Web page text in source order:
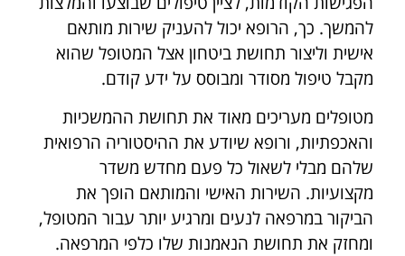
להמשך. כך, הרופא יכול להעניק שירות מותאם
אישית וליצור תחושת ביטחון אצל המטופל שהוא
מקבל טיפול מסודר ומבוסס על ידע קודם.
מטופלים מעריכים מאוד את תחושת ההמשכיות
והאכפתיות, ורופא שיודע את ההיסטוריה הרפואית
שלהם מבלי לשאול כל פעם מחדש משדר
מקצועיות. השירות האישי והמותאם הופך את
הביקור במרפאה לנעים ומרגיע יותר עבור המטופל,
ומחזק את תחושת הנאמנות שלו כלפי המרפאה.